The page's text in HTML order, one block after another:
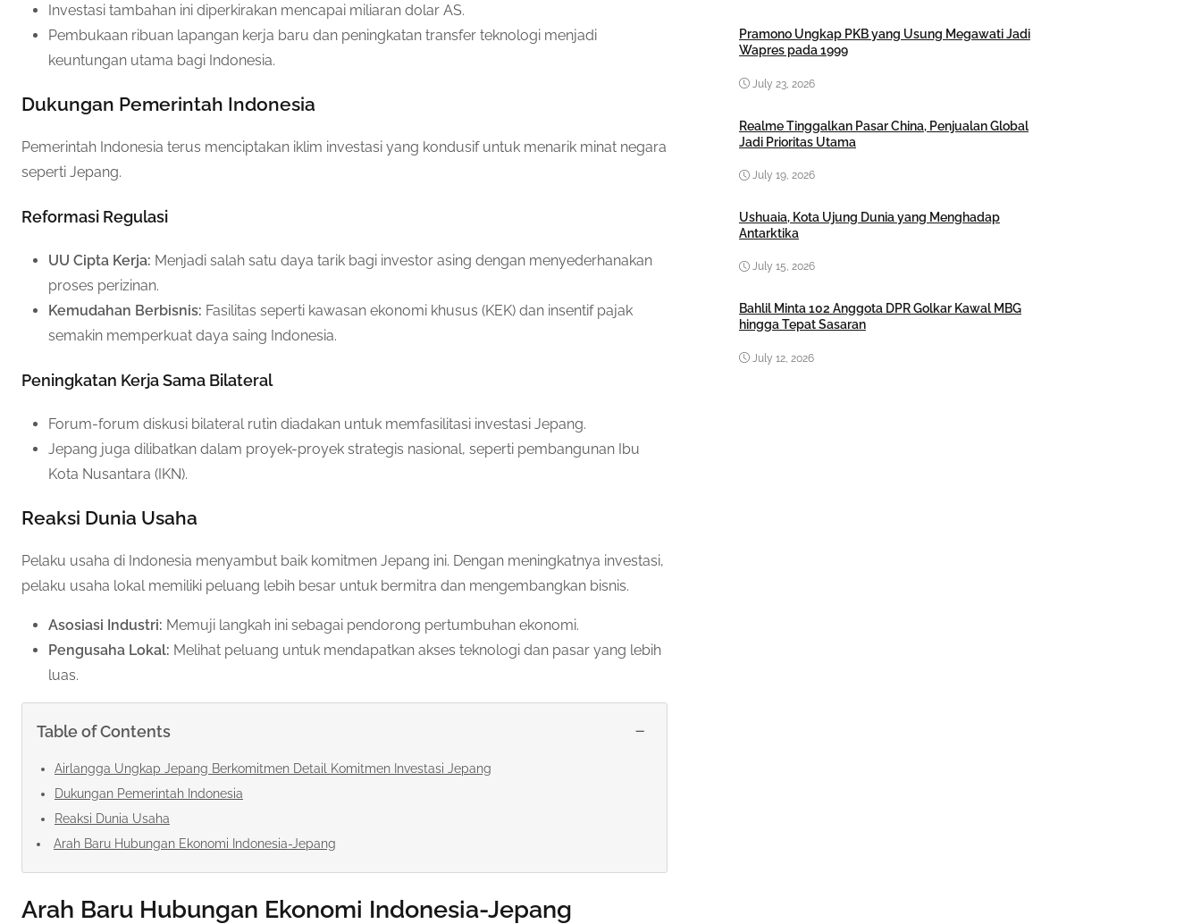
Investasi tambahan ini diperkirakan mencapai miliaran dolar AS.
Pembukaan ribuan lapangan kerja baru dan peningkatan transfer teknologi menjadi
keuntungan utama bagi Indonesia.
Dukungan Pemerintah Indonesia
Pemerintah Indonesia terus menciptakan iklim investasi yang kondusif untuk menarik minat negara
seperti Jepang.
Reformasi Regulasi
UU Cipta Kerja: Menjadi salah satu daya tarik bagi investor asing dengan menyederhanakan
proses perizinan.
Kemudahan Berbisnis: Fasilitas seperti kawasan ekonomi khusus (KEK) dan insentif pajak
semakin memperkuat daya saing Indonesia.
Peningkatan Kerja Sama Bilateral
Forum-forum diskusi bilateral rutin diadakan untuk memfasilitasi investasi Jepang.
Jepang juga dilibatkan dalam proyek-proyek strategis nasional, seperti pembangunan Ibu
Kota Nusantara (IKN).
Reaksi Dunia Usaha
Pelaku usaha di Indonesia menyambut baik komitmen Jepang ini. Dengan meningkatnya investasi,
pelaku usaha lokal memiliki peluang lebih besar untuk bermitra dan mengembangkan bisnis.
Asosiasi Industri: Memuji langkah ini sebagai pendorong pertumbuhan ekonomi.
Pengusaha Lokal: Melihat peluang untuk mendapatkan akses teknologi dan pasar yang lebih
luas.
Table of Contents −
Airlangga Ungkap Jepang Berkomitmen Detail Komitmen Investasi Jepang
Dukungan Pemerintah Indonesia
Reaksi Dunia Usaha
Arah Baru Hubungan Ekonomi Indonesia-Jepang
Arah Baru Hubungan Ekonomi Indonesia-Jepang
Pramono Ungkap PKB yang Usung Megawati Jadi
Wapres pada 1999
July 23, 2026
Realme Tinggalkan Pasar China, Penjualan Global
Jadi Prioritas Utama
July 19, 2026
Ushuaia, Kota Ujung Dunia yang Menghadap
Antarktika
July 15, 2026
Bahlil Minta 102 Anggota DPR Golkar Kawal MBG
hingga Tepat Sasaran
July 12, 2026